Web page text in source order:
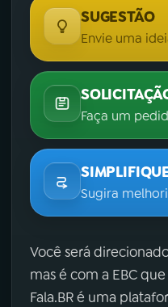
SUGESTÃO
Envie uma
Faça um
Sugira
Você será
mas é com a EBC
Fala.BR é uma